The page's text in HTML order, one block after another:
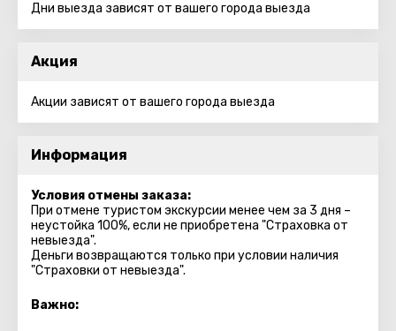
Дни выезда зависят от вашего города выезда
Акция
Акции зависят от вашего города выезда
Информация
Условия отмены заказа:
При отмене туристом экскурсии менее чем за 3 дня –
неустойка 100%, если не приобретена "Страховка от
невыезда".
Деньги возвращаются только при условии наличия
"Страховки от невыезда".
Важно: